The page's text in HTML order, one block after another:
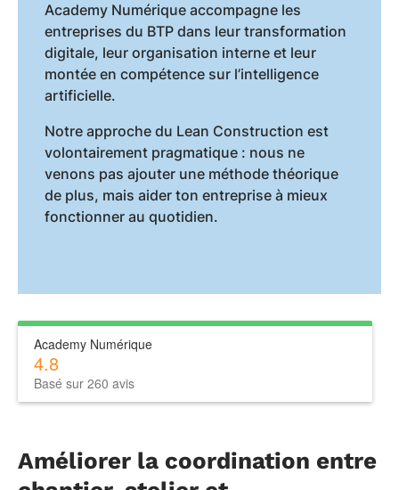
Academy Numérique accompagne les
entreprises du BTP dans leur transformation
digitale, leur organisation interne et leur
montée en compétence sur l’intelligence
artificielle.
Notre approche du Lean Construction est
volontairement pragmatique : nous ne
venons pas ajouter une méthode théorique
de plus, mais aider ton entreprise à mieux
fonctionner au quotidien.
Academy Numérique
4.8
Basé sur 260 avis
Améliorer la coordination entre